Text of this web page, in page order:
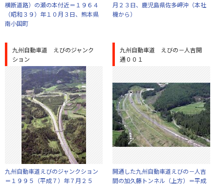
横断道路）の瀬の本付近＝１９６４
（昭和３９）年１０月３日、熊本県
南小国町
月２３日、鹿児島県佐多岬沖（本社
機から）
九州自動車道 えびのジャンク
ション
九州自動車道えびのジャンクション
＝１９９５（平成７）年７月２５
九州自動車道 えびの－人吉開
通００１
開通した九州自動車道えびの－人吉
間の加久藤トンネル（上方）＝平成